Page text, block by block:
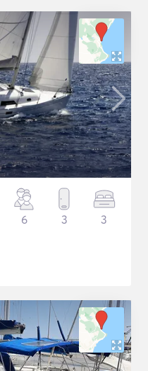
6 3 3